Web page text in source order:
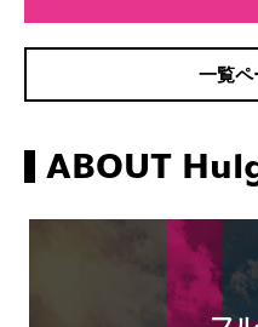
一覧ペ
ABOUT